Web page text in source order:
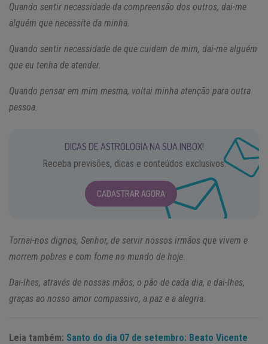
Quando sentir necessidade da compreensão dos outros, dai-me
alguém que necessite da minha.
Quando sentir necessidade de que cuidem de mim, dai-me alguém
que eu tenha de atender.
Quando pensar em mim mesma, voltai minha atenção para outra
pessoa.
DICAS DE ASTROLOGIA NA SUA INBOX!
Receba previsões, dicas e conteúdos exclusivos.
CADASTRAR AGORA
Tornai-nos dignos, Senhor, de servir nossos irmãos que vivem e
morrem pobres e com fome no mundo de hoje.
Dai-lhes, através de nossas mãos, o pão de cada dia, e dai-lhes,
graças ao nosso amor compassivo, a paz e a alegria.
Leia também: Santo do dia 07 de setembro: Beato Vicente